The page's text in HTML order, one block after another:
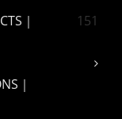
｜
151
｜